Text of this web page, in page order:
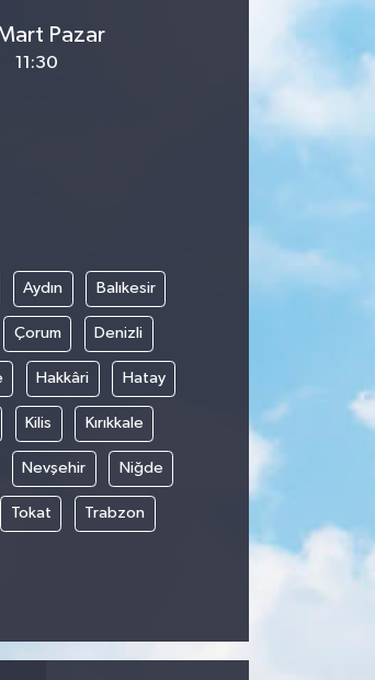
Pazar
11:30
Aydın Balıkesir
Çorum Denizli
Hakkâri Hatay
Kilis Kırıkkale
Nevşehir Niğde
Tokat Trabzon